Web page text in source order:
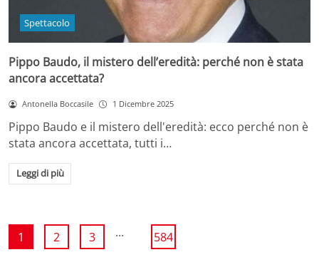
Spettacolo
Pippo Baudo, il mistero dell’eredità: perché non è stata
ancora accettata?
Antonella Boccasile 1 Dicembre 2025
Pippo Baudo e il mistero dell'eredità: ecco perché non è
stata ancora accettata, tutti i…
Leggi di più
1 2 3 ... 584